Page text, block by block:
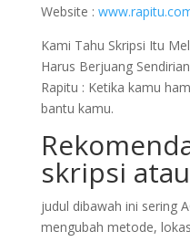
Website :
Kami Tahu Skripsi Itu
Harus Berjuang
Rapitu : Ketika kamu
bantu kamu.
skripsi
judul dibawah ini sering
mengubah metode,